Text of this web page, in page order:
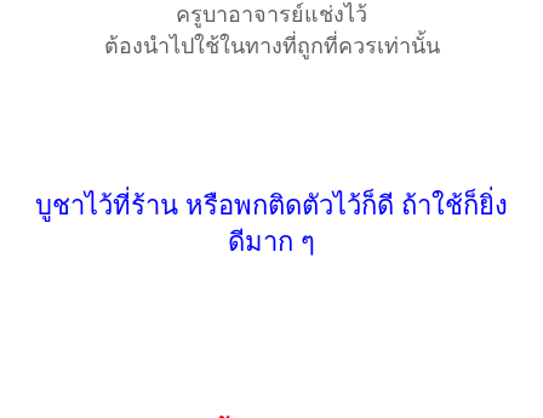
ครูบาอาจารย์แช่งไว้
ต้องนำไปใช้ในทางที่ถูกที่ควรเท่านั้น
บูชาไว้ที่ร้าน หรือพกติดตัวไว้ก็ดี ถ้าใช้ก็ยิ่ง
ดีมาก ๆ